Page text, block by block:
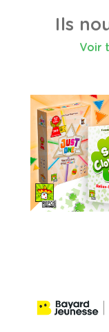
Ils
Voir